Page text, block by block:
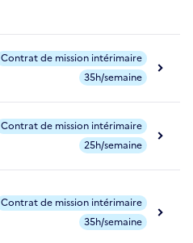
Contrat de mission intérimaire
35h/semaine
Contrat de mission intérimaire
25h/semaine
Contrat de mission intérimaire
35h/semaine